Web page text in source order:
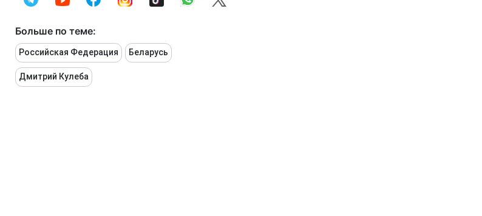
Больше по теме:
Российская Федерация Беларусь
Дмитрий Кулеба